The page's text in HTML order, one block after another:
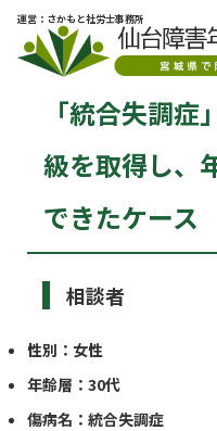
運営：さかもと社労士事務所
「統合失調
級を取得し、
できたケース
相談者
性別：女性
年齢層：30代
傷病名：統合失調症